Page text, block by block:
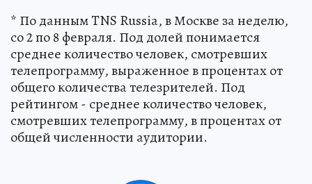
* По данным TNS Russia, в Москве за неделю,
со 2 по 8 февраля. Под долей понимается
среднее количество человек, смотревших
телепрограмму, выраженное в процентах от
общего количества телезрителей. Под
рейтингом - среднее количество человек,
смотревших телепрограмму, в процентах от
общей численности аудитории.